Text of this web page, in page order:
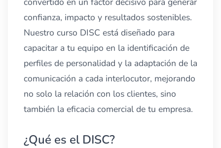
confianza, impacto y resultados sostenibles.
Nuestro curso DISC está diseñado para
capacitar a tu equipo en la identificación de
perfiles de personalidad y la adaptación de la
comunicación a cada interlocutor, mejorando
no solo la relación con los clientes, sino
también la eficacia comercial de tu empresa.
¿Qué es el DISC?